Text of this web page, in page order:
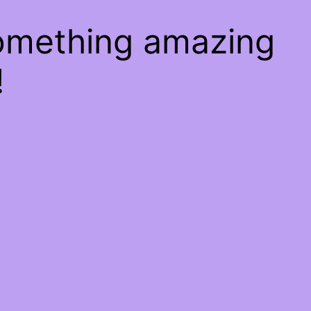
amazing